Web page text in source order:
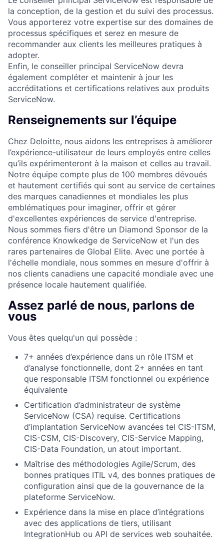
la conception, de la gestion et du suivi des processus.
Vous apporterez votre expertise sur des domaines de
processus spécifiques et serez en mesure de
recommander aux clients les meilleures pratiques à
adopter.
Enfin, le conseiller principal ServiceNow devra
également compléter et maintenir à jour les
accréditations et certifications relatives aux produits
ServiceNow.
Renseignements sur l’équipe
Chez Deloitte, nous aidons les entreprises à améliorer
l’expérience-utilisateur de leurs employés entre celles
qu’ils expérimenteront à la maison et celles au travail.
Notre équipe compte plus de 100 membres dévoués
et hautement certifiés qui sont au service de certaines
des marques canadiennes et mondiales les plus
emblématiques pour imaginer, offrir et gérer
d'excellentes expériences de service d'entreprise.
Nous sommes fiers d'être un Diamond Sponsor de la
conférence Knowkedge de ServiceNow et l'un des
rares partenaires de Global Elite. Avec une portée à
l'échelle mondiale, nous sommes en mesure d'offrir à
nos clients canadiens une capacité mondiale avec une
présence locale hautement qualifiée.
Assez parlé de nous, parlons de
vous
Vous êtes quelqu'un qui possède :
7+ années d’expérience dans un rôle ITSM et
d’analyse fonctionnelle, dont 2+ années en tant
que responsable ITSM fonctionnel ou expérience
équivalente
Certification d’administrateur de système
ServiceNow (CSA) requise. Certifications
d’implantation ServiceNow avancées tel CIS-ITSM,
CIS-CSM, CIS-Discovery, CIS-Service Mapping,
CIS-Data Foundation, un atout important.
Maîtrise des méthodologies Agile/Scrum, des
bonnes pratiques ITIL v4, des bonnes pratiques de
configuration ainsi que de la gouvernance de la
plateforme ServiceNow.
Expérience dans la mise en place d’intégrations
avec des applications de tiers, utilisant
IntegrationHub ou API de services web souhaitée.